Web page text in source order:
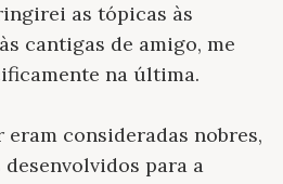
as tópicas às
cantigas de amigo, me
na última.
eram consideradas nobres,
para a